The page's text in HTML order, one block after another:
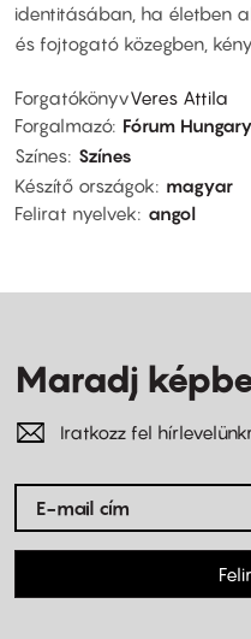
identitásában, ha életben
és fojtogató közegben,
ForgatókönyvVeres Attila
Forgalmazó Fórum Hungary
Színes Színes
Készítő országok
magyar
Felirat nyelvek
angol
Maradj
Iratkozz fel